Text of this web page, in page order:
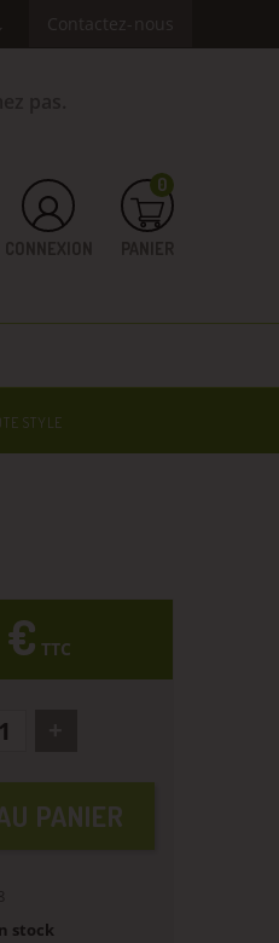
Contactez-nous
0
STYLE
€ TTC
PANIER
stock